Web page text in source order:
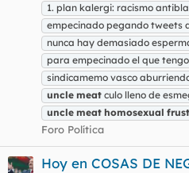
1. plan kalergi: racismo
empecinado pegando tweets
nunca hay demasiado
para empecinado el que
sindicamemo vasco
uncle meat culo lleno de
uncle meat homosexual
Foro Política
Hoy en COSAS DE